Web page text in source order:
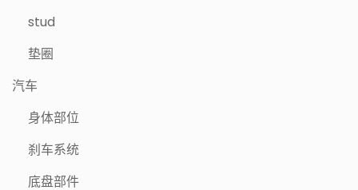
stud
垫圈
汽车
身体部位
刹车系统
底盘部件